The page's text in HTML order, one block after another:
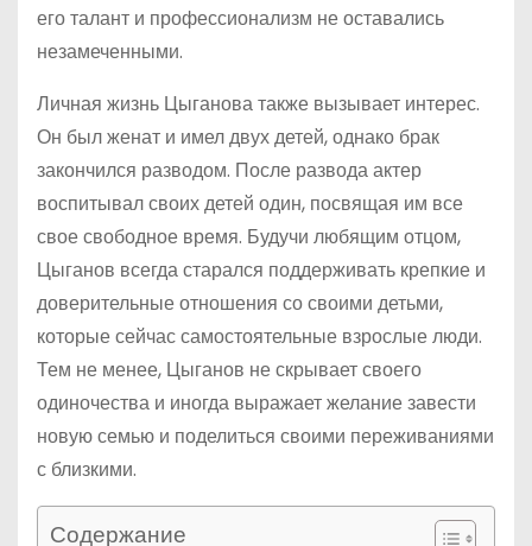
его талант и профессионализм не оставались
незамеченными.
Личная жизнь Цыганова также вызывает интерес.
Он был женат и имел двух детей, однако брак
закончился разводом. После развода актер
воспитывал своих детей один, посвящая им все
свое свободное время. Будучи любящим отцом,
Цыганов всегда старался поддерживать крепкие и
доверительные отношения со своими детьми,
которые сейчас самостоятельные взрослые люди.
Тем не менее, Цыганов не скрывает своего
одиночества и иногда выражает желание завести
новую семью и поделиться своими переживаниями
с близкими.
Содержание